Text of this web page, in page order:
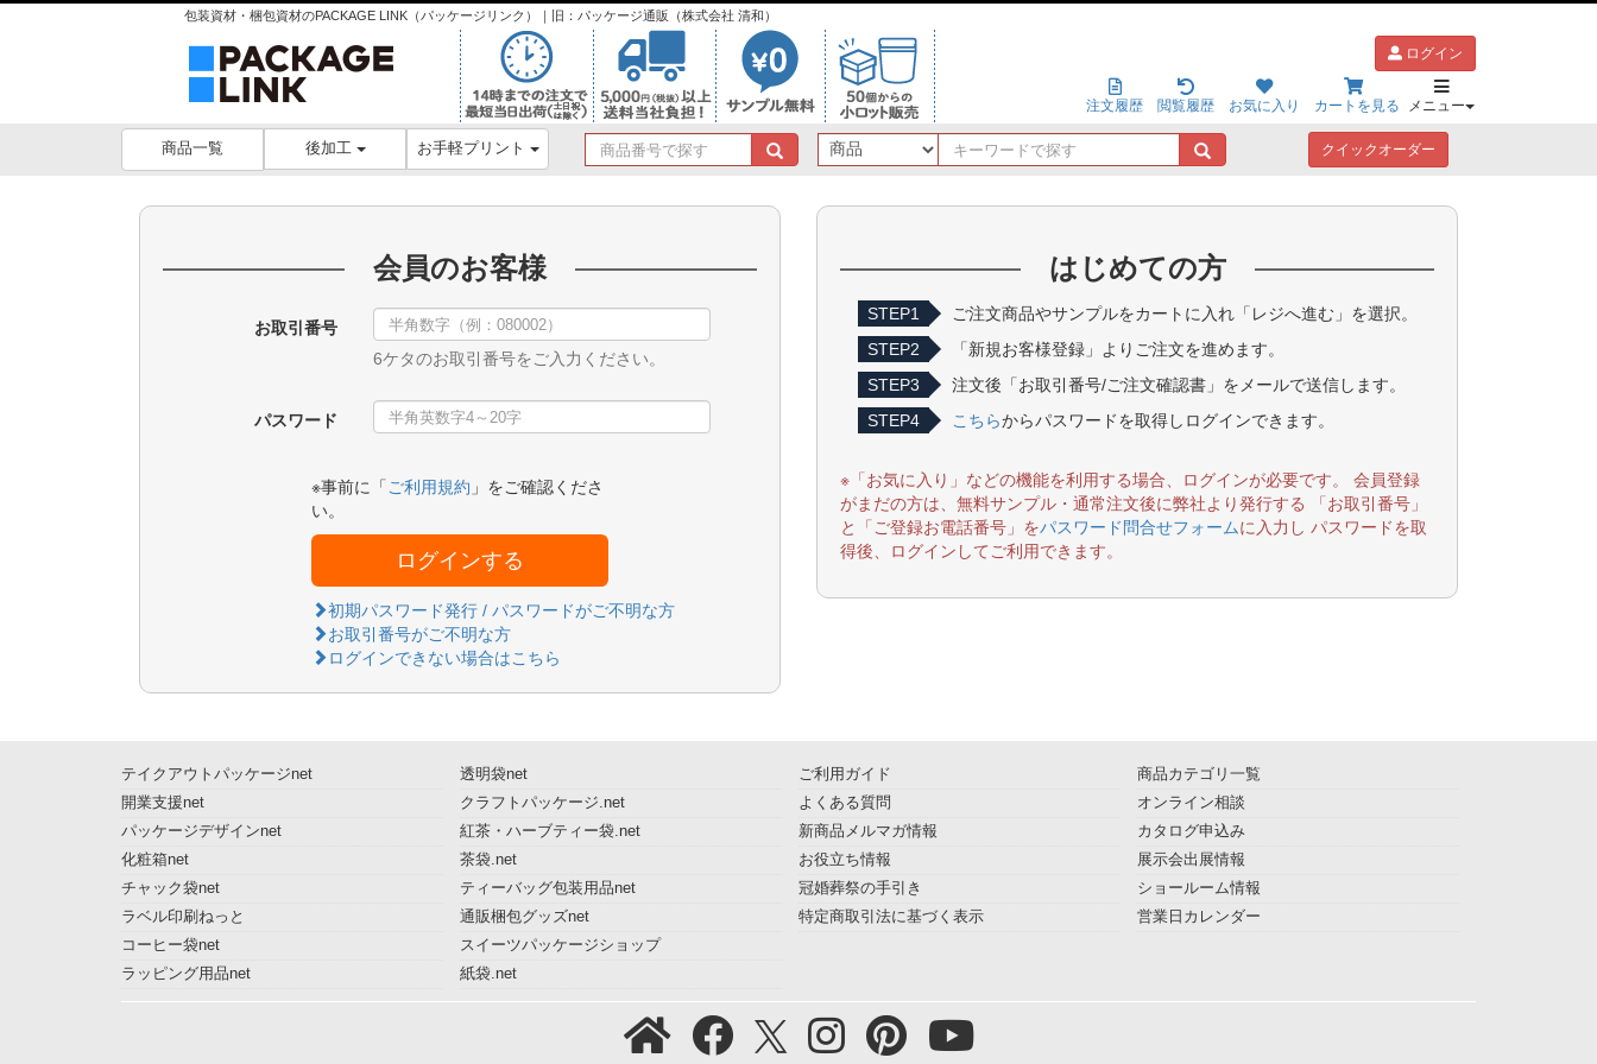
包装資材・梱包資材のPACKAGE LINK（パッケージリンク）｜旧：パッケージ通販（株式会社 清和）
ログイン
注文履歴 閲覧履歴 お気に入り カートを見る メニュー
商品一覧 後加工 お手軽プリント
商
品
キ
ー
で
探
す
クイックオーダー
会員のお客様
お取引番号
6ケタのお取引番号をご入力ください。
パスワード
※事前に「 ご利用規約 」をご確認くださ
い。
ログインする
初期パスワード発行 / パスワードがご不明な方
お取引番号がご不明な方
ログインできない場合はこちら
はじめての方
STEP1
ご注文商品やサンプルをカートに入れ「レジへ進む」を選択。
STEP2
「新規お客様登録」よりご注文を進めます。
STEP3
注文後「お取引番号/ご注文確認書」をメールで送信します。
STEP4
こちらからパスワードを取得しログインできます。
※「お気に入り」などの機能を利用する場合、ログインが必要です。 会員登録
がまだの方は、無料サンプル・通常注文後に弊社より発行する 「お取引番号」
と「ご登録お電話番号」をパスワード問合せフォームに入力し パスワードを取
得後、ログインしてご利用できます。
テイクアウトパッケージnet
開業支援net
パッケージデザインnet
化粧箱net
チャック袋net
ラベル印刷ねっと
コーヒー袋net
ラッピング用品net
透明袋net
クラフトパッケージ.net
紅茶・ハーブティー袋.net
茶袋.net
ティーバッグ包装用品net
通販梱包グッズnet
スイーツパッケージショップ
紙袋.net
ご利用ガイド
よくある質問
新商品メルマガ情報
お役立ち情報
冠婚葬祭の手引き
特定商取引法に基づく表示
商品カテゴリ一覧
オンライン相談
カタログ申込み
展示会出展情報
ショールーム情報
営業日カレンダー